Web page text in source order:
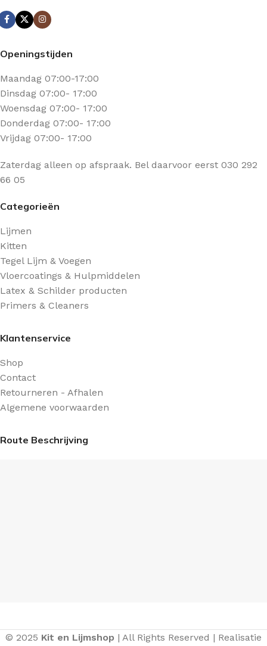
Openingstijden
Maandag 07:00-17:00
Dinsdag 07:00- 17:00
Woensdag 07:00- 17:00
Donderdag 07:00- 17:00
Vrijdag 07:00- 17:00
Zaterdag alleen op afspraak. Bel daarvoor eerst 030 292
66 05
Categorieën
Lijmen
Kitten
Tegel Lijm & Voegen
Vloercoatings & Hulpmiddelen
Latex & Schilder producten
Primers & Cleaners
Klantenservice
Shop
Contact
Retourneren - Afhalen
Algemene voorwaarden
Route Beschrijving
© 2025 Kit en Lijmshop | All Rights Reserved | Realisatie